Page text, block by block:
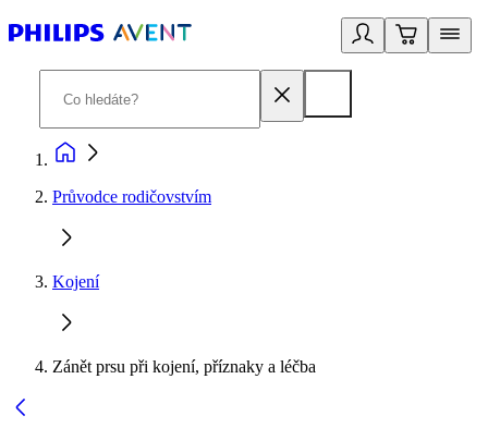
Průvodce rodičovstvím
Kojení
Zánět prsu při kojení, příznaky a léčba